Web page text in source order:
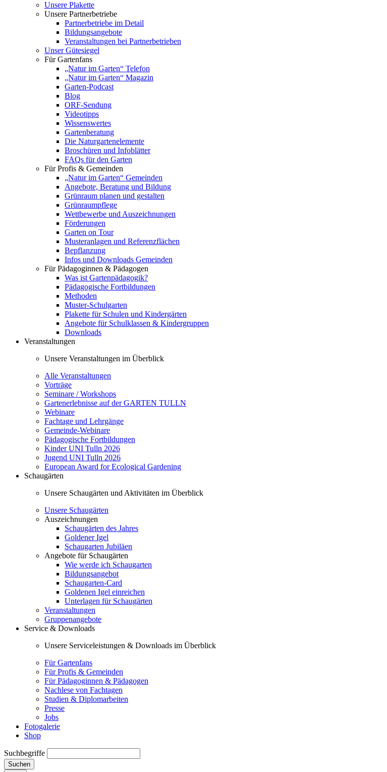
Unsere Plakette
Unsere Partnerbetriebe
Partnerbetriebe im Detail
Bildungsangebote
Veranstaltungen bei Partnerbetrieben
Unser Gütesiegel
Für Gartenfans
„Natur im Garten“ Telefon
„Natur im Garten“ Magazin
Garten-Podcast
Blog
ORF-Sendung
Videotipps
Wissenswertes
Gartenberatung
Die Naturgartenelemente
Broschüren und Infoblätter
FAQs für den Garten
Für Profis & Gemeinden
„Natur im Garten“ Gemeinden
Angebote, Beratung und Bildung
Grünraum planen und gestalten
Grünraumpflege
Wettbewerbe und Auszeichnungen
Förderungen
Garten on Tour
Musteranlagen und Referenzflächen
Bepflanzung
Infos und Downloads Gemeinden
Für Pädagoginnen & Pädagogen
Was ist Gartenpädagogik?
Pädagogische Fortbildungen
Methoden
Muster-Schulgarten
Plakette für Schulen und Kindergärten
Angebote für Schulklassen & Kindergruppen
Downloads
Veranstaltungen
Unsere Veranstaltungen im Überblick
Alle Veranstaltungen
Vorträge
Seminare / Workshops
Gartenerlebnisse auf der GARTEN TULLN
Webinare
Fachtage und Lehrgänge
Gemeinde-Webinare
Pädagogische Fortbildungen
Kinder UNI Tulln 2026
Jugend UNI Tulln 2026
European Award for Ecological Gardening
Schaugärten
Unsere Schaugärten und Aktivitäten im Überblick
Unsere Schaugärten
Auszeichnungen
Schaugärten des Jahres
Goldener Igel
Schaugarten Jubiläen
Angebote für Schaugärten
Wie werde ich Schaugarten
Bildungsangebot
Schaugarten-Card
Goldenen Igel einreichen
Unterlagen für Schaugärten
Veranstaltungen
Gruppenangebote
Service & Downloads
Unsere Serviceleistungen & Downloads im Überblick
Für Gartenfans
Für Profis & Gemeinden
Für Pädagoginnen & Pädagogen
Nachlese von Fachtagen
Studien & Diplomarbeiten
Presse
Jobs
Fotogalerie
Shop
Suchbegriffe
Suchen